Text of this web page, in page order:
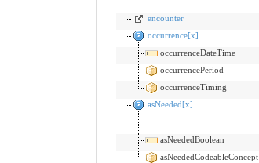
encounter
occurrence[x]
occurrenceDateTime
occurrencePeriod
occurrenceTiming
asNeeded[x]
asNeededBoolean
asNeededCodeableConcept